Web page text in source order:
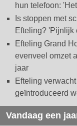
hun telefoon:
Is stoppen met
Efteling? 'Pijnlijk
Efteling Grand
evenveel omzet
jaar
Efteling
geïntroduceerd
Vandaag een